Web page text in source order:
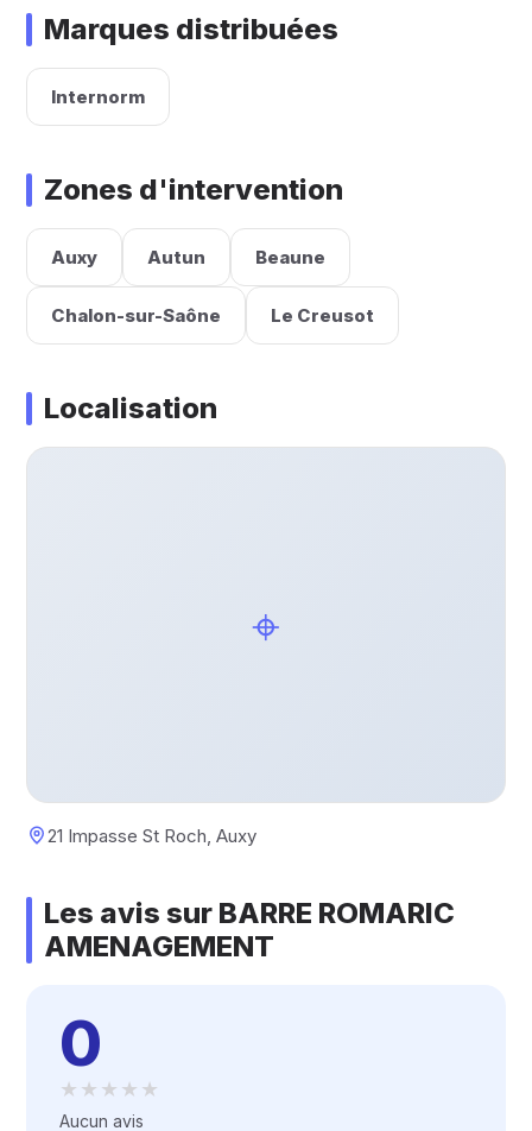
Marques distribuées
Internorm
Zones d'intervention
Auxy Autun Beaune
Chalon-sur-Saône Le Creusot
Localisation
⌖
21 Impasse St Roch, Auxy
Les avis sur BARRE ROMARIC
AMENAGEMENT
0
★★★★★
★★★★★
Aucun avis